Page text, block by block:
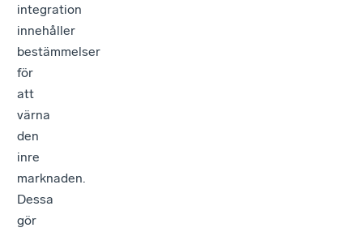
integration
innehåller
bestämmelser
för
att
värna
den
inre
marknaden.
Dessa
gör